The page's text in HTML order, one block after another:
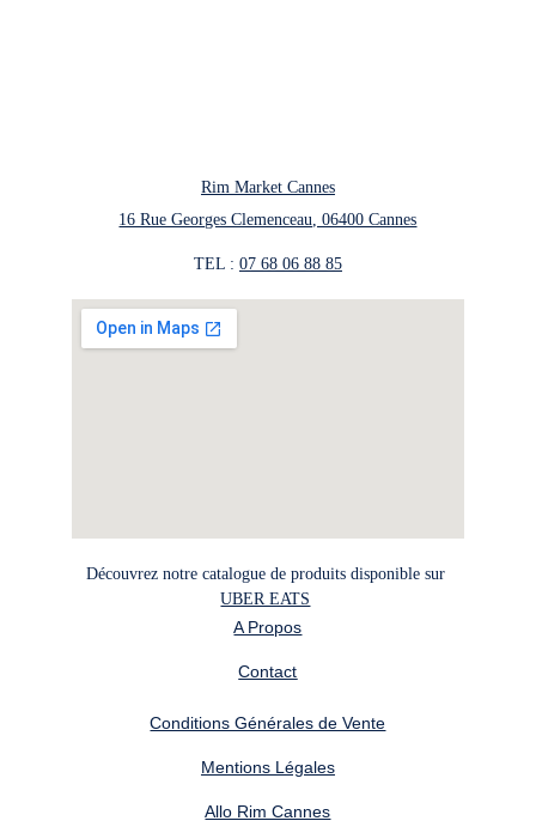
Contact
A Propos
Conditions Générales de Vente
Mentions Légales
Allo Rim Cannes
Découvrez notre catalogue de produits disponible sur
UBER EATS
Rim Market Cannes
16 Rue Georges Clemenceau, 06400 Cannes
TEL : 07 68 06 88 85